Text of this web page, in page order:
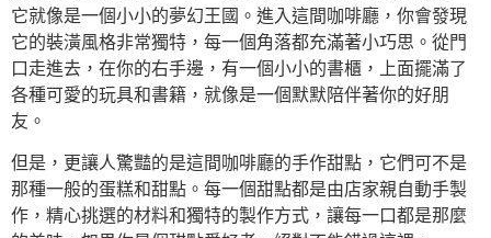
它就像是一個小小的夢幻王國。進入這間咖啡廳，你會發現
它的裝潢風格非常獨特，每一個角落都充滿著小巧思。從門
口走進去，在你的右手邊，有一個小小的書櫃，上面擺滿了
各種可愛的玩具和書籍，就像是一個默默陪伴著你的好朋
友。
但是，更讓人驚豔的是這間咖啡廳的手作甜點，它們可不是
那種一般的蛋糕和甜點。每一個甜點都是由店家親自動手製
作，精心挑選的材料和獨特的製作方式，讓每一口都是那麼